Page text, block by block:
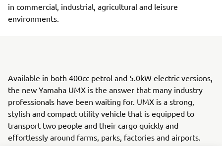
in commercial, industrial, agricultural and leisure
environments.
Available in both 400cc petrol and 5.0kW electric versions,
the new Yamaha UMX is the answer that many industry
professionals have been waiting for. UMX is a strong,
stylish and compact utility vehicle that is equipped to
transport two people and their cargo quickly and
effortlessly around farms, parks, factories and airports.